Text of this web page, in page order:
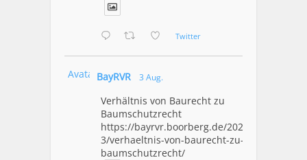
Twitter
Avatar BayRVR 3 Aug.
Verhältnis von Baurecht zu
Baumschutzrecht
https://bayrvr.boorberg.de/2026/08/0
3/verhaeltnis-von-baurecht-zu-
baumschutzrecht/